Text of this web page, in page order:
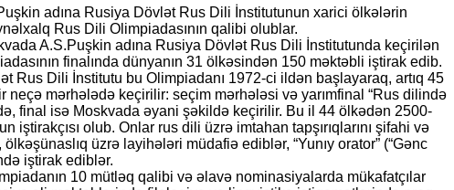
adına Rusiya Dövlət Rus Dili İnstitutunun xarici ölkələrin
Rus Dili Olimpiadasının qalibi olublar.
A.S.Puşkin adına Rusiya Dövlət Rus Dili İnstitutunda keçirilən
finalında dünyanın 31 ölkəsindən 150 məktəbli iştirak edib.
Rus Dili İnstitutu bu Olimpiadanı 1972-ci ildən baş­layaraq, artıq 45
neçə mərhələdə keçirilir: seçim mərhələsi və yarımfinal “Rus dilində
final isə Moskvada əyani şəkildə keçirilir. Bu il 44 ölkədən 2500-
iştirakçısı olub. Onlar rus dili üzrə imtahan tapşırıqlarını şifahi və
üzrə layihələri müdafiə ediblər, “Yunıy orator” (“Gənc
iştirak ediblər.
10 mütləq qalibi və əlavə nominasiyalarda mükafatçılar